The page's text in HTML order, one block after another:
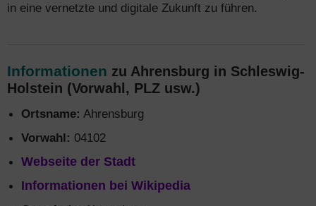
in eine vernetzte und digitale Zukunft zu führen.
Informationen zu Ahrensburg in Schleswig-
Holstein (Vorwahl, PLZ usw.)
Ortsname: Ahrensburg
Vorwahl: 04102
Webseite der Stadt
Informationen bei Wikipedia